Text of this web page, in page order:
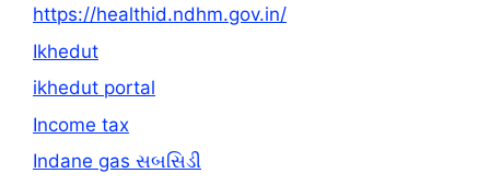
https://healthid.ndhm.gov.in/
Ikhedut
ikhedut portal
Income tax
Indane gas સબસિડી